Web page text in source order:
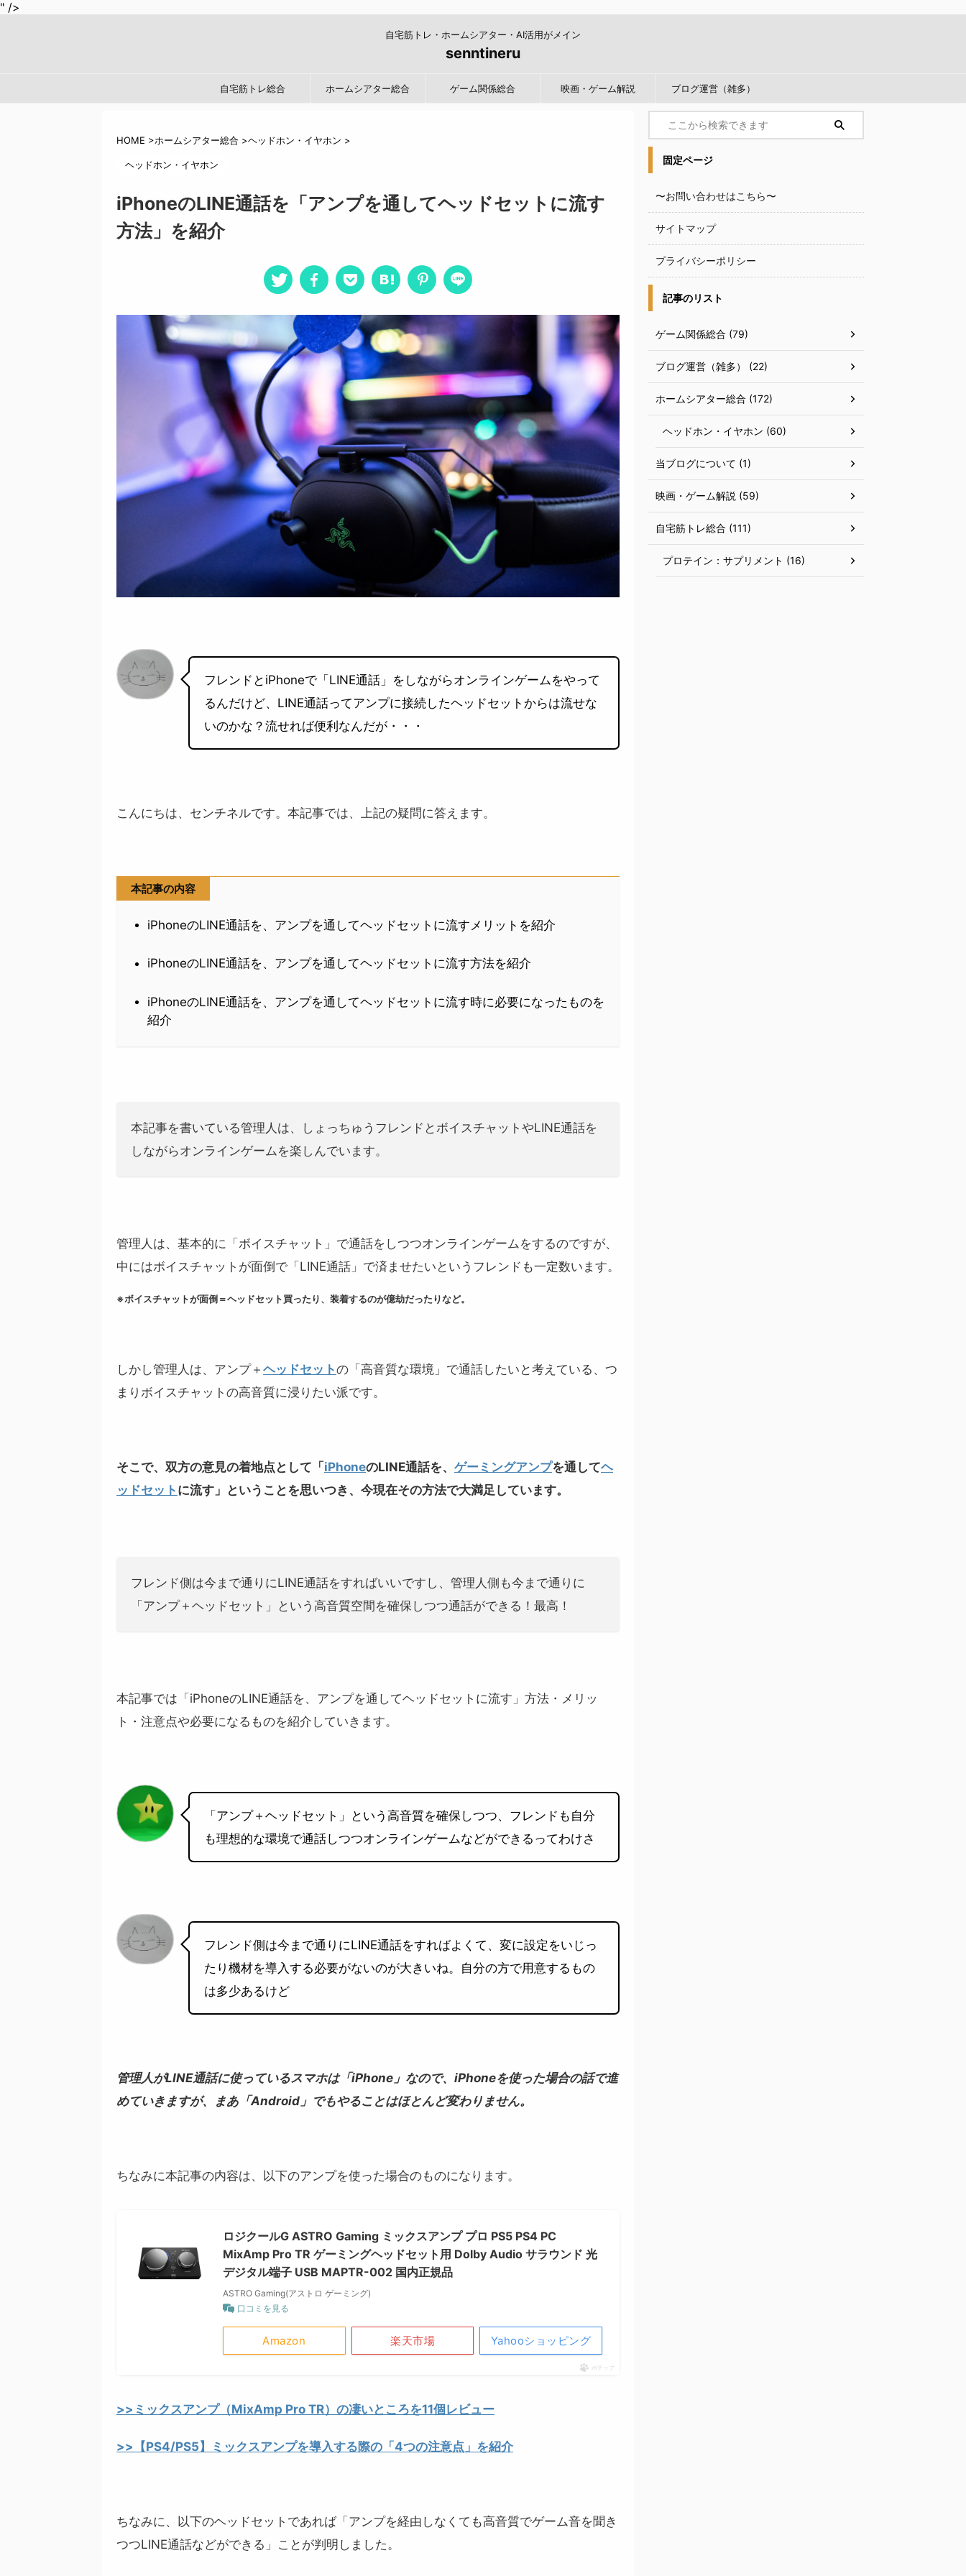
" />
自宅筋トレ・ホームシアター・AI活用がメイン
senntineru
自宅筋トレ総合 ホームシアター総合 ゲーム関係総合 映画・ゲーム解説 ブログ運営（雑多）
HOME >ホームシアター総合 >ヘッドホン・イヤホン >
ヘッドホン・イヤホン
iPhoneのLINE通話を「アンプを通してヘッドセットに流す
方法」を紹介
フレンドとiPhoneで「LINE通話」をしながらオンラインゲームをやって
るんだけど、LINE通話ってアンプに接続したヘッドセットからは流せな
いのかな？流せれば便利なんだが・・・
こんにちは、センチネルです。本記事では、上記の疑問に答えます。
本記事の内容
iPhoneのLINE通話を、アンプを通してヘッドセットに流すメリットを紹介
iPhoneのLINE通話を、アンプを通してヘッドセットに流す方法を紹介
iPhoneのLINE通話を、アンプを通してヘッドセットに流す時に必要になったものを
紹介
本記事を書いている管理人は、しょっちゅうフレンドとボイスチャットやLINE通話を
しながらオンラインゲームを楽しんでいます。
管理人は、基本的に「ボイスチャット」で通話をしつつオンラインゲームをするのですが、
中にはボイスチャットが面倒で「LINE通話」で済ませたいというフレンドも一定数います。
※ボイスチャットが面倒＝ヘッドセット買ったり、装着するのが億劫だったりなど。
しかし管理人は、アンプ＋ ヘッドセットの「高音質な環境」で通話したいと考えている、つ
まりボイスチャットの高音質に浸りたい派です。
そこで、双方の意見の着地点として「iPhoneのLINE通話を、 ゲーミングアンプを通してヘ
ッドセット に流す」ということを思いつき、今現在その方法で大満足しています。
フレンド側は今まで通りにLINE通話をすればいいですし、管理人側も今まで通りに
「アンプ＋ヘッドセット」という高音質空間を確保しつつ通話ができる！最高！
本記事では「iPhoneのLINE通話を、アンプを通してヘッドセットに流す」方法・メリッ
ト・注意点や必要になるものを紹介していきます。
「アンプ＋ヘッドセット」という高音質を確保しつつ、フレンドも自分
も理想的な環境で通話しつつオンラインゲームなどができるってわけさ
フレンド側は今まで通りにLINE通話をすればよくて、変に設定をいじっ
たり機材を導入する必要がないのが大きいね。自分の方で用意するもの
は多少あるけど
管理人がLINE通話に使っているスマホは「iPhone」なので、iPhoneを使った場合の話で進
めていきますが、まあ「Android」でもやることはほとんど変わりません。
ちなみに本記事の内容は、以下のアンプを使った場合のものになります。
ロジクールG ASTRO Gaming ミックスアンプ プロ PS5 PS4 PC
MixAmp Pro TR ゲーミングヘッドセット用 Dolby Audio サラウンド 光
デジタル端子 USB MAPTR-002 国内正規品
ASTRO Gaming(アストロ ゲーミング)
口コミを見る
Amazon 楽天市場 Yahooショッピング
ポチップ
>>ミックスアンプ（MixAmp Pro TR）の凄いところを11個レビュー
>>【PS4/PS5】ミックスアンプを導入する際の「4つの注意点」を紹介
ちなみに、以下のヘッドセットであれば「アンプを経由しなくても高音質でゲーム音を聞き
つつLINE通話などができる」ことが判明しました。
固定ページ
〜お問い合わせはこちら〜
サイトマップ
プライバシーポリシー
記事のリスト
ゲーム関係総合 (79)
ブログ運営（雑多） (22)
ホームシアター総合 (172)
ヘッドホン・イヤホン (60)
当ブログについて (1)
映画・ゲーム解説 (59)
自宅筋トレ総合 (111)
プロテイン：サプリメント (16)